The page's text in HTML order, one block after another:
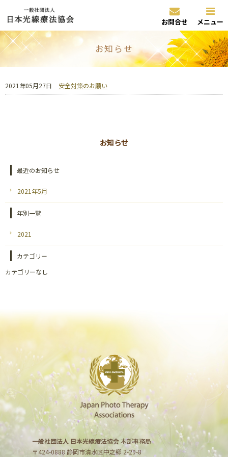
メニュー
お問合せ
お知らせ
2021年05月27日 安全対策のお願い
お知らせ
最近のお知らせ
2021年5月
年別一覧
2021
カテゴリー
カテゴリーなし
一般社団法人 日本光線療法協会本部事務局
〒424-0888 静岡市清水区中之郷 2-29-8